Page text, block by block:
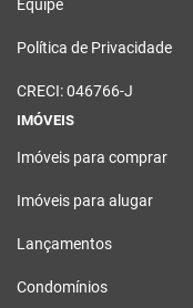
Equipe
Política de Privacidade
CRECI: 046766-J
IMÓVEIS
Imóveis para comprar
Imóveis para alugar
Lançamentos
Condomínios